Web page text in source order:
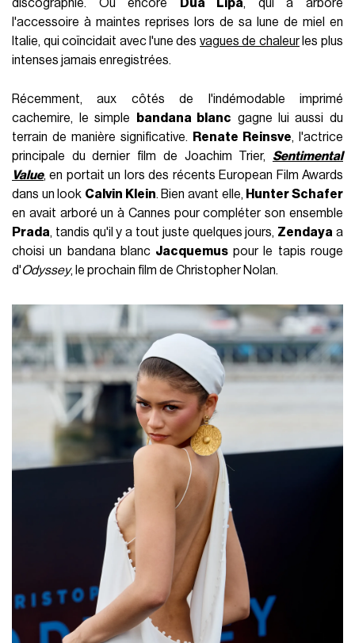
discographie. Ou encore
Dua Lipa, qui a arboré
l'accessoire à maintes reprises lors de sa lune de miel en
Italie, qui coïncidait avec l'une des vagues de chaleurles plus
intenses jamais enregistrées.
Récemment, aux côtés de l'indémodable imprimé
cachemire, le simple
bandana blanc gagne lui aussi du
terrain de manière significative.
Renate Reinsve, l'actrice
principale du dernier film de Joachim Trier, Sentimental
Value, en portait un lors des récents European Film Awards
dans un look Calvin Klein. Bien avant elle, Hunter Schafer
en avait arboré un à Cannes pour compléter son ensemble
Prada, tandis qu'il y a tout juste quelques jours, Zendaya a
choisi un bandana blanc Jacquemus pour le tapis rouge
d'Odyssey, le prochain film de Christopher Nolan.